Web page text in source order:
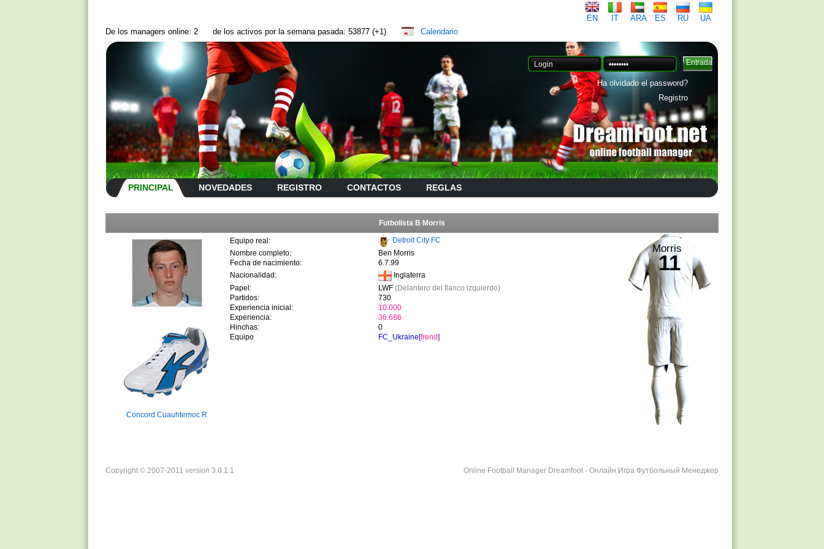
EN IT ARA ES RU
UA
De los managers online: 2
de los activos por la semana pasada: 53877 (+1) Calendario
Ha olvidado el password?
Registro
PRINCIPAL NOVEDADES REGISTRO CONTACTOS REGLAS
Futbolista B Morris
Concord Cuauhtemoc R
Equipo real:
Detroit City FC
Nombre completo:
Ben Morris
Fecha de nacimiento:
6.7.99
Nacionalidad:
Inglaterra
Papel:
LWF (Delantero del flanco izquierdo)
Partidos:
730
Experiencia inicial:
10.000
Experiencia:
36.686
Hinchas:
0
Equipo
FC_Ukraine[frend]
Morris
11
Online Football Manager Dreamfoot - Онлайн Игра Футбольный Менеджер
Copyright © 2007-2011 version 3.0.1.1